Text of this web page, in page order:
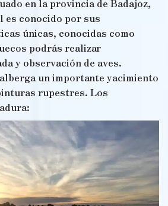
en la provincia de Badajoz,
es conocido por sus
únicas, conocidas como
podrás realizar
y observación de aves.
un importante yacimiento
rupestres. Los